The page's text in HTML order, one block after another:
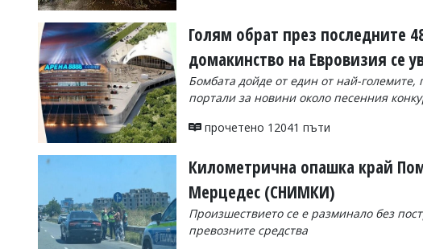
Голям обрат през последните
домакинство на Eвровизия се
Бомбата дойде от един от най-
портали за новини около песенния
прочетено 12041 пъти
Километрична опашка край
Мерцедес (СНИМКИ)
Произшествието се е разминало без
превозните средства